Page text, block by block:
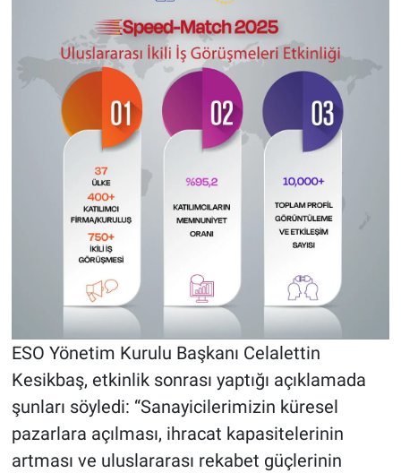
ESO Yönetim Kurulu Başkanı Celalettin
Kesikbaş, etkinlik sonrası yaptığı açıklamada
şunları söyledi: “Sanayicilerimizin küresel
pazarlara açılması, ihracat kapasitelerinin
artması ve uluslararası rekabet güçlerinin